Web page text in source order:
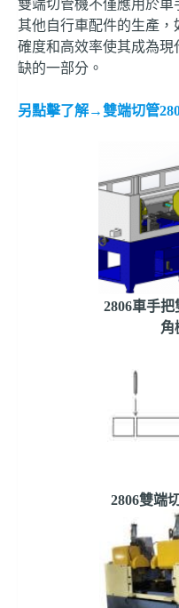
雙端切管機不僅應用於
其他自行車配件的生產
確度和高效率使其成為
缺的一部分。
另點擊了解→雙端切管
2806車手把
角
2806雙端